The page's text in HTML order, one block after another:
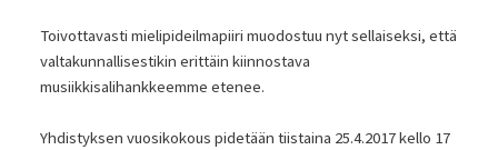
Toivottavasti mielipideilmapiiri muodostuu nyt sellaiseksi, että
valtakunnallisestikin erittäin kiinnostava
musiikkisalihankkeemme etenee.
Yhdistyksen vuosikokous pidetään tiistaina 25.4.2017 kello 17